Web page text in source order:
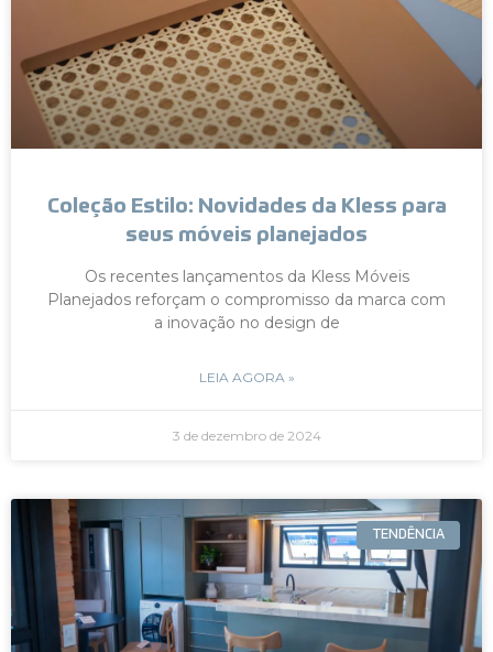
Coleção Estilo: Novidades da Kless para
seus móveis planejados
Os recentes lançamentos da Kless Móveis
Planejados reforçam o compromisso da marca com
a inovação no design de
LEIA AGORA »
3 de dezembro de 2024
TENDÊNCIA